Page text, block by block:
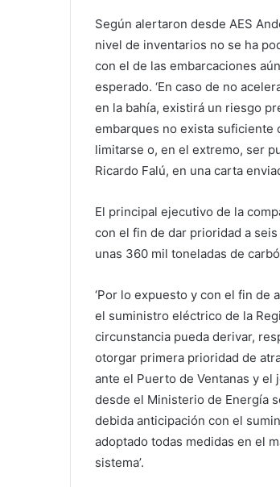
Según alertaron desde AES
nivel de inventarios no se ha
con el de las embarcaciones
esperado. ‘En caso de no
en la bahía, existirá un riesgo
embarques no exista suficiente
limitarse o, en el extremo, ser
Ricardo Falú, en una carta
El principal ejecutivo de la
con el fin de dar prioridad a
unas 360 mil toneladas de
‘Por lo expuesto y con el fin de
el suministro eléctrico de la
circunstancia pueda derivar,
otorgar primera prioridad de
ante el Puerto de Ventanas y el
desde el Ministerio de Energía
debida anticipación con el
adoptado todas medidas en el
sistema’.